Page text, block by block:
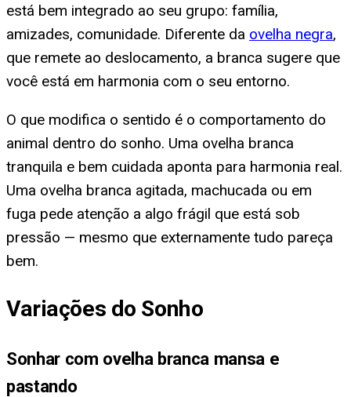
está bem integrado ao seu grupo: família,
amizades, comunidade. Diferente da ovelha negra,
que remete ao deslocamento, a branca sugere que
você está em harmonia com o seu entorno.
O que modifica o sentido é o comportamento do
animal dentro do sonho. Uma ovelha branca
tranquila e bem cuidada aponta para harmonia real.
Uma ovelha branca agitada, machucada ou em
fuga pede atenção a algo frágil que está sob
pressão — mesmo que externamente tudo pareça
bem.
Variações do Sonho
Sonhar com ovelha branca mansa e
pastando